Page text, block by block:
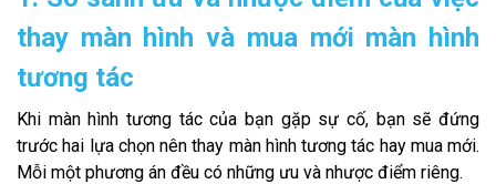
thay màn hình và mua mới màn hình
tương tác
Khi màn hình tương tác của bạn gặp sự cố, bạn sẽ đứng
trước hai lựa chọn nên thay màn hình tương tác hay mua mới.
Mỗi một phương án đều có những ưu và nhược điểm riêng.